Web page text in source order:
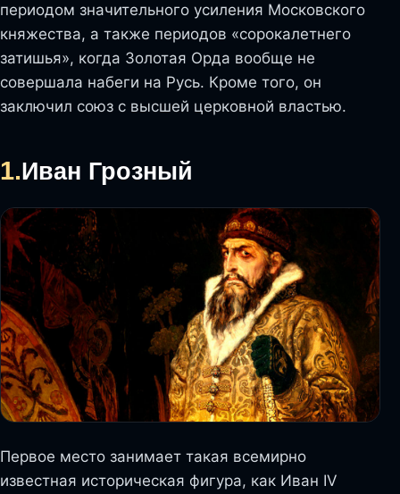
периодом значительного усиления Московского
княжества, а также периодов «сорокалетнего
затишья», когда Золотая Орда вообще не
совершала набеги на Русь. Кроме того, он
заключил союз с высшей церковной властью.
1.Иван Грозный
Первое место занимает такая всемирно
известная историческая фигура, как Иван IV